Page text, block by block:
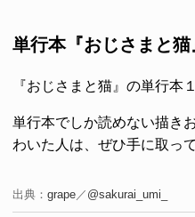
単行本『おじさまと猫
『おじさまと猫』の単行本
単行本でしか読めない描き
わいた人は、ぜひ手に取っ
出典： grape／ @sakurai_umi_